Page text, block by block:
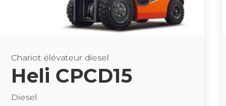
Cha­riot élé­va­teur die­sel
Heli CPCD15
Die­sel